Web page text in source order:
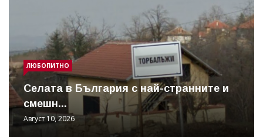
ЛЮБОПИТНО
Cелата в България с най-странните и
смешн...
Август 10, 2026